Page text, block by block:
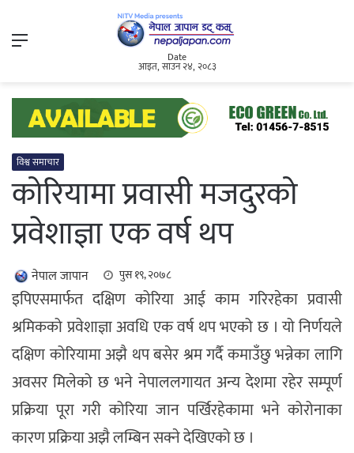
Menu
Date
आइत, साउन २४, २०८३
विश्व समाचार
कोरियामा प्रवासी मजदुरको
प्रवेशाज्ञा एक वर्ष थप
नेपाल जापान पुस १९, २०७८
इपिएसमार्फत दक्षिण कोरिया आई काम गरिरहेका प्रवासी
श्रमिकको प्रवेशाज्ञा अवधि एक वर्ष थप भएको छ । यो निर्णयले
दक्षिण कोरियामा अझै थप बसेर श्रम गर्दै कमाउँछु भन्नेका लागि
अवसर मिलेको छ भने नेपाललगायत अन्य देशमा रहेर सम्पूर्ण
प्रक्रिया पूरा गरी कोरिया जान पर्खिरहेकामा भने कोरोनाका
कारण प्रक्रिया अझै लम्बिन सक्ने देखिएको छ ।